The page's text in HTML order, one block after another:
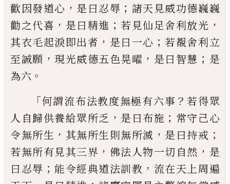
歡因發道心 ， 是曰忍辱 ； 諸天見威功德巍巍
勸之代喜 ， 是曰精進 ； 若見仙足舍利放光 ，
其衣毛起淚即出者 ， 是曰一心 ； 若覩舍利立
至誠願 ， 現光威德五色晃曜 ， 是曰智慧 ； 是
為六 。
「何謂流布法教度無極有六事 ？若得眾
人自歸供養給眾所乏 ， 是曰布施 ； 常守己心
令無所生 ， 其無所生則無所滅 ， 是曰持戒 ；
若無所有見其三界 ， 佛法人物一切自然 ， 是
曰忍辱 ； 能令經典道法訓教 ， 流在天上周遍